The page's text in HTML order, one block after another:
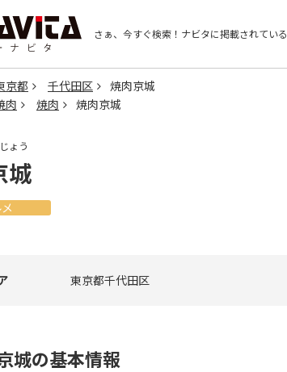
さぁ、今すぐ検索！ ナビタに掲載されている
京都 千代田区
焼肉京城
肉 焼肉 焼肉京城
ょう
城
東京都千代田区
城の基本情報